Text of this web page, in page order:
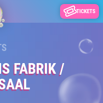
TICKETS
FABRIK /